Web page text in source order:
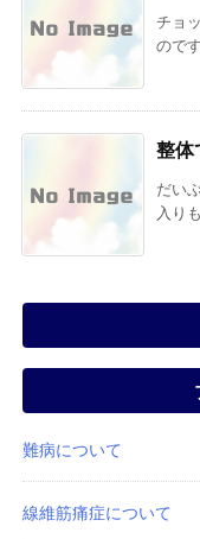
チョ
ので
整体
だい
入り
難病について
線維筋痛症について